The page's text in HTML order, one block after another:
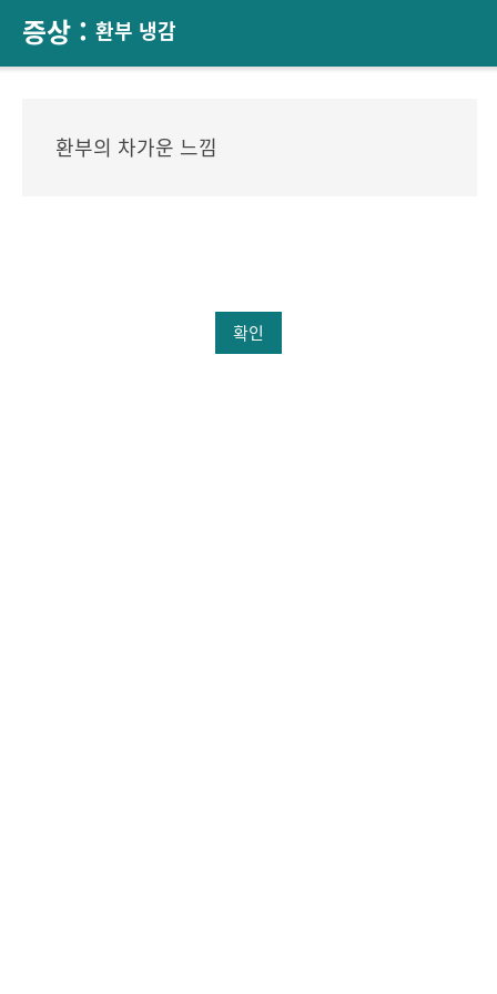
증상 : 환부 냉감
환부의 차가운 느낌
확인